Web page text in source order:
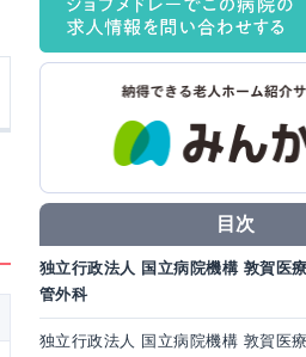
目次
独立行政法人 国立病院機構 敦賀医
管外科
独立行政法人 国立病院機構 敦賀医